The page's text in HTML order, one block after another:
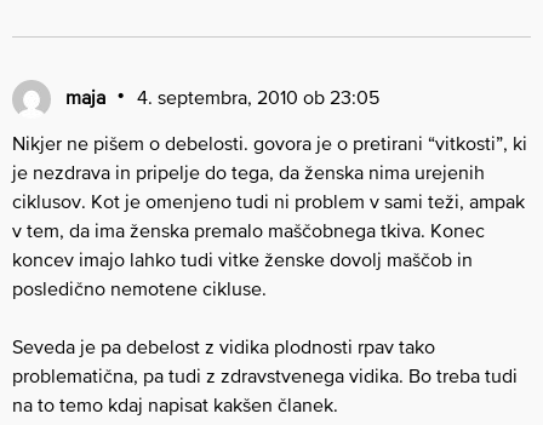
maja 4. septembra, 2010 ob 23:05
Nikjer ne pišem o debelosti. govora je o pretirani “vitkosti”, ki
je nezdrava in pripelje do tega, da ženska nima urejenih
ciklusov. Kot je omenjeno tudi ni problem v sami teži, ampak
v tem, da ima ženska premalo maščobnega tkiva. Konec
koncev imajo lahko tudi vitke ženske dovolj maščob in
posledično nemotene cikluse.
Seveda je pa debelost z vidika plodnosti rpav tako
problematična, pa tudi z zdravstvenega vidika. Bo treba tudi
na to temo kdaj napisat kakšen članek.